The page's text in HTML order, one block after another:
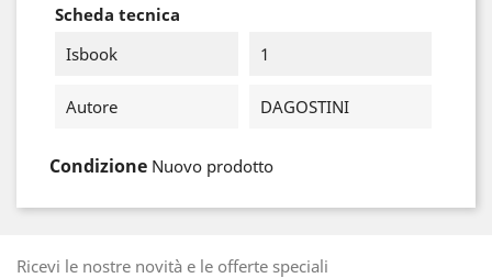
Scheda tecnica
Isbook
1
Autore DAGOSTINI
Condizione Nuovo prodotto
Ricevi le nostre novità e le offerte speciali